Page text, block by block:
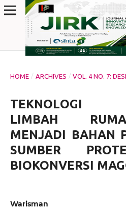
HOME / ARCHIVES / VOL. 4 NO. 7:
TEKNOLOGI
LIMBAH
MENJADI BAHAN
SUMBER
BIOKONVERSI
Warisman